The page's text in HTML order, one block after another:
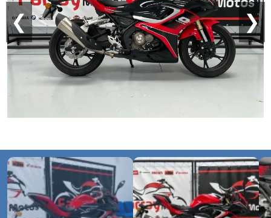
❮ ❯